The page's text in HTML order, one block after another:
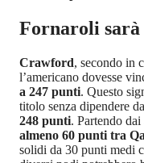
Fornaroli sarà
Crawford, secondo in
l’americano dovesse
a 247 punti. Questo
titolo senza dipendere
248 punti. Partendo
almeno 60 punti tra
solidi da 30 punti medi